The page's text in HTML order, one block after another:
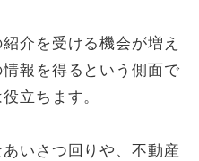
介を受ける機会が増え
報を得るという側面で
立ちます。
いさつ回りや、不動産